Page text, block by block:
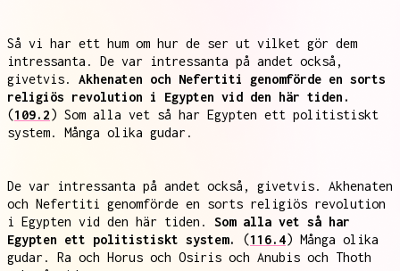
Så vi har ett hum om hur de ser ut vilket gör dem
intressanta. De var intressanta på andet också,
givetvis. Akhenaten och Nefertiti genomförde en sorts
religiös revolution i Egypten vid den här tiden.
(109.2) Som alla vet så har Egypten ett politistiskt
system. Många olika gudar.
De var intressanta på andet också, givetvis. Akhenaten
och Nefertiti genomförde en sorts religiös revolution
i Egypten vid den här tiden. Som alla vet så har
Egypten ett politistiskt system.
(116.4) Många olika
gudar. Ra och Horus och Osiris och Anubis och Thoth